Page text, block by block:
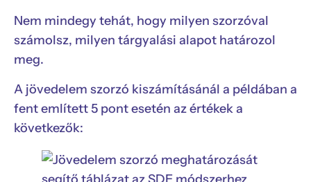
Nem mindegy tehát, hogy milyen szorzóval
számolsz, milyen tárgyalási alapot határozol
meg.
A jövedelem szorzó kiszámításánál a példában a
fent említett 5 pont esetén az értékek a
következők: